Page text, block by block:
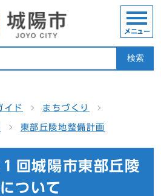
検索
メニュー
イド まちづくり
東部丘陵地整備計画
回城陽市東部丘陵
ついて